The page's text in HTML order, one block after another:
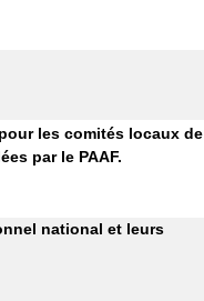
les comités locaux de
par le PAAF.
national et leurs